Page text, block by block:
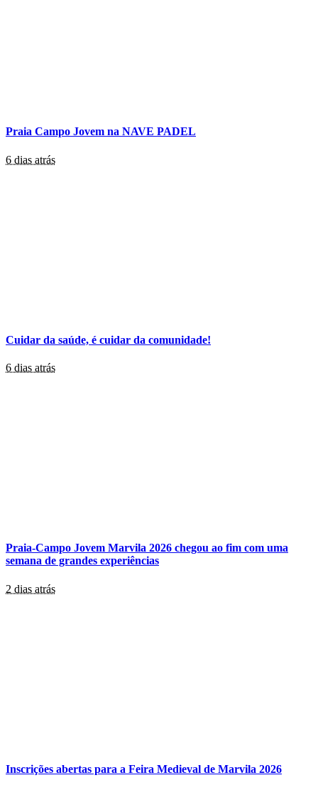
Praia Campo Jovem na NAVE PADEL
6 dias atrás
Cuidar da saúde, é cuidar da comunidade!
6 dias atrás
Praia-Campo Jovem Marvila 2026 chegou ao fim com uma
semana de grandes experiências
2 dias atrás
Inscrições abertas para a Feira Medieval de Marvila 2026